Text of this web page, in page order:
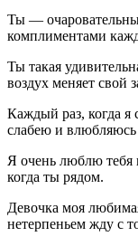
Ты —
комплиментами
Ты такая
воздух меняет свой
Каждый раз, когда я
слабею и влюбляюсь
Я очень люблю тебя
когда ты рядом.
Девочка моя
нетерпеньем жду с